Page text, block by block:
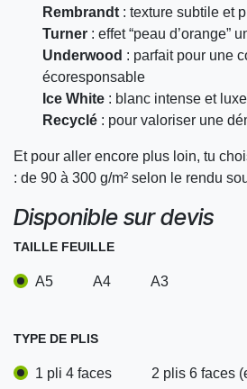
Rembrandt : texture subtile et
Turner : effet “peau d’orange”
Underwood : parfait pour une
écoresponsable
Ice White : blanc intense et luxe
Recyclé : pour valoriser une
Et pour aller encore plus loin, tu
: de 90 à 300 g/m² selon le rendu
Disponible sur devis
TAILLE FEUILLE
A5 A4 A3
TYPE DE PLIS
1 pli 4 faces 2 plis 6 faces